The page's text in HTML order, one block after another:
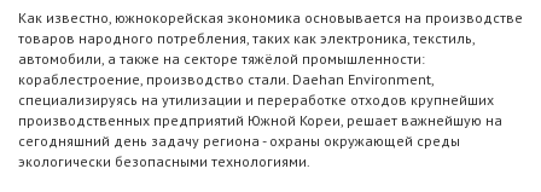
Как известно, южнокорейская экономика основывается на производстве
товаров народного потребления, таких как электроника, текстиль,
автомобили, а также на секторе тяжёлой промышленности:
кораблестроение, производство стали. Daehan Environment,
специализируясь на утилизации и переработке отходов крупнейших
производственных предприятий Южной Кореи, решает важнейшую на
сегодняшний день задачу региона - охраны окружающей среды
экологически безопасными технологиями.